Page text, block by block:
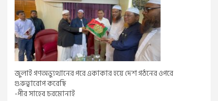
জুলাই গণঅভ্যুত্থানের পরে একাকার হয়ে দেশ গঠনের ওপরে
গুরুত্বারোপ করেছি
-পীর সাহেব চরমোনাই